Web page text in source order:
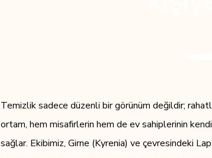
Temizlik sadece düzenli bir görünüm değildir;
ortam, hem misafirlerin hem de ev sahiplerinin
sağlar. Ekibimiz, Girne (Kyrenia) ve çevresindeki